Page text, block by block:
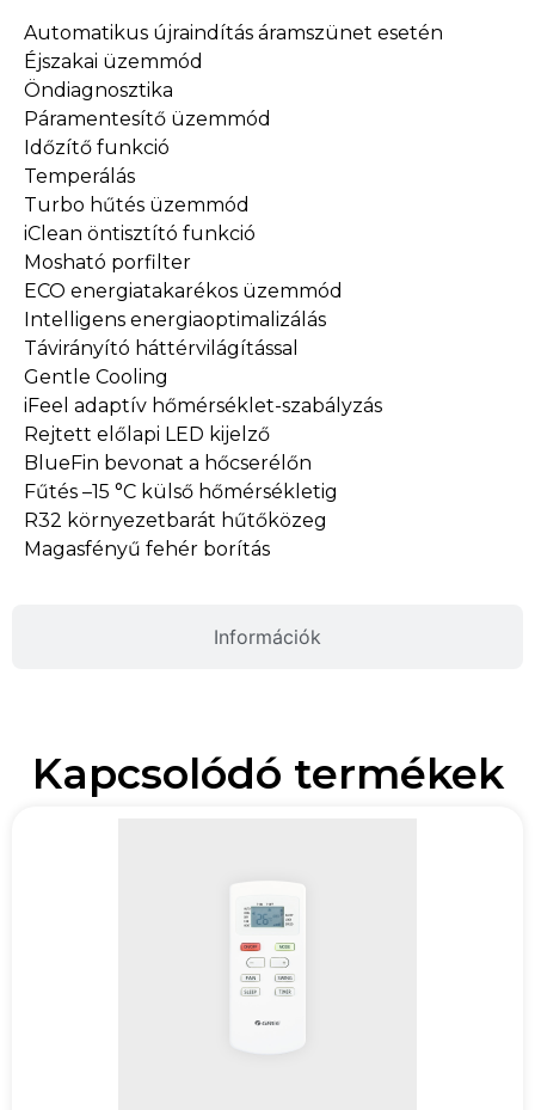
Információk
Automatikus újraindítás áramszünet esetén
Éjszakai üzemmód
Öndiagnosztika
Páramentesítő üzemmód
Időzítő funkció
Temperálás
Turbo hűtés üzemmód
iClean öntisztító funkció
Mosható porfilter
ECO energiatakarékos üzemmód
Intelligens energiaoptimalizálás
Távirányító háttérvilágítással
Gentle Cooling
iFeel adaptív hőmérséklet-szabályzás
Rejtett előlapi LED kijelző
BlueFin bevonat a hőcserélőn
Fűtés –15 °C külső hőmérsékletig
R32 környezetbarát hűtőközeg
Magasfényű fehér borítás
Kapcsolódó termékek